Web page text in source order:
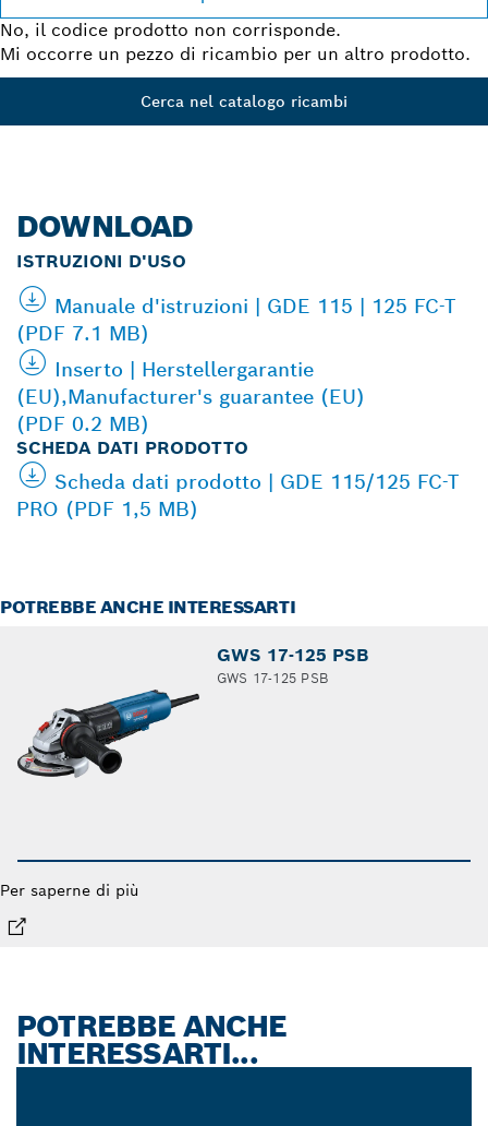
No, il codice prodotto non corrisponde.
Mi occorre un pezzo di ricambio per un altro prodotto.
Cerca nel catalogo ricambi
DOWNLOAD
ISTRUZIONI D'USO
Manuale d'istruzioni | GDE 115 | 125 FC-T
(PDF 7.1 MB)
Inserto | Herstellergarantie
(EU),Manufacturer's guarantee (EU)
(PDF 0.2 MB)
SCHEDA DATI PRODOTTO
Scheda dati prodotto | GDE 115/125 FC-T
PRO (PDF 1,5 MB)
POTREBBE ANCHE INTERESSARTI
GWS 17-125 PSB
GWS 17-125 PSB
Per saperne di più
POTREBBE ANCHE
INTERESSARTI...